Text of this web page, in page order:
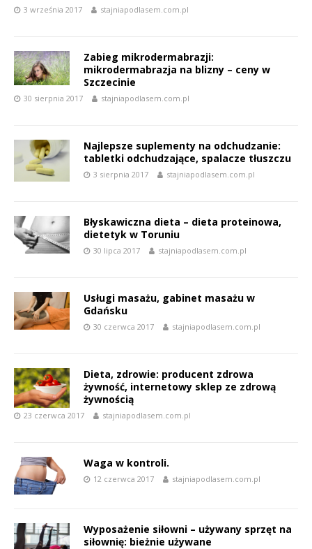
3 września 2017 stajniapodlasem.com.pl
Zabieg mikrodermabrazji:
mikrodermabrazja na blizny – ceny w
Szczecinie
30 sierpnia 2017 stajniapodlasem.com.pl
Najlepsze suplementy na odchudzanie:
tabletki odchudzające, spalacze tłuszczu
3 sierpnia 2017 stajniapodlasem.com.pl
Błyskawiczna dieta – dieta proteinowa,
dietetyk w Toruniu
30 lipca 2017 stajniapodlasem.com.pl
Usługi masażu, gabinet masażu w
Gdańsku
30 czerwca 2017 stajniapodlasem.com.pl
Dieta, zdrowie: producent zdrowa
żywność, internetowy sklep ze zdrową
żywnością
23 czerwca 2017 stajniapodlasem.com.pl
Waga w kontroli.
12 czerwca 2017 stajniapodlasem.com.pl
Wyposażenie siłowni – używany sprzęt na
siłownię: bieżnie używane